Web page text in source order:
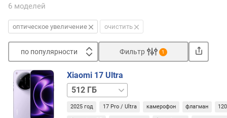
6 моделей
«≥
оптическое увеличение очистить
по популярности
п
о
Фильтр 1
Xiaomi 17 Ultra
1 ТБ
2025 год 17 Pro / Ultra камерофон флагман